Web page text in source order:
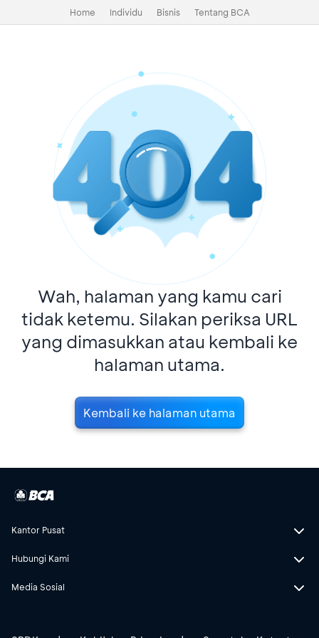
Home Individu Bisnis Tentang BCA
Wah, halaman yang kamu cari
tidak ketemu. Silakan periksa URL
yang dimasukkan atau kembali ke
halaman utama.
Kembali ke halaman utama
Kantor Pusat
Hubungi Kami
Media Sosial